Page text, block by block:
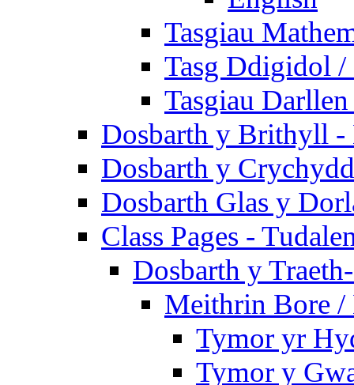
Tasgiau
Tasg Ddigidol
Tasgiau
Dosbarth y Brithyll
Dosbarth y
Dosbarth Glas y
Class Pages -
Dosbarth y
Meithrin Bore
Tymor yr
Tymor y